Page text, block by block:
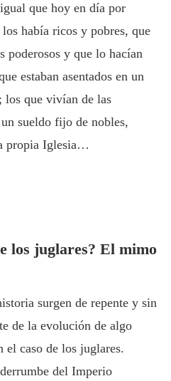
que hoy en día por
había ricos y pobres, que
poderosos y que lo hacían
estaban asentados en un
los que vivían de las
sueldo fijo de nobles,
propia Iglesia…
los juglares? El mimo
surgen de repente y sin
de la evolución de algo
el caso de los juglares.
del Imperio